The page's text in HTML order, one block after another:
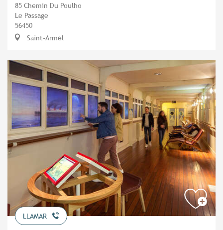
85 Chemin Du Poulho
Le Passage
56450
Saint-Armel
LLAMAR